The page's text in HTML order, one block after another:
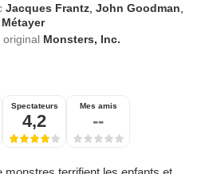
Jacques Frantz ,John Goodman
original Monsters, Inc.
Spectateurs
4,2
Mes amis
--